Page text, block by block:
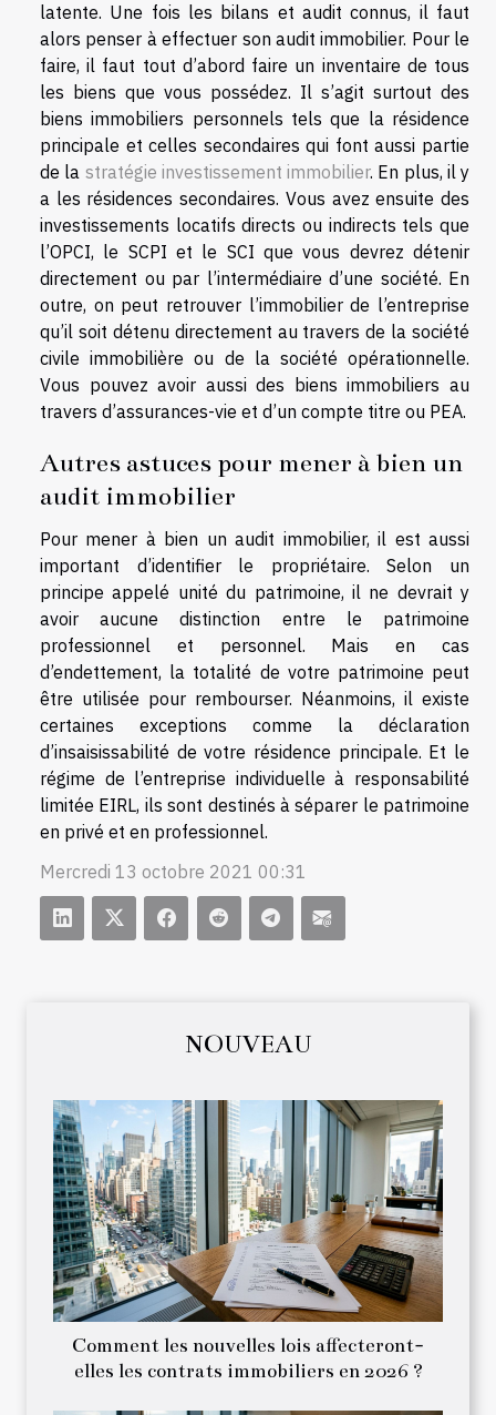
NOUVEAU
Comment les nouvelles lois affecteront-
elles les contrats immobiliers en 2026 ?
latente. Une fois les bilans et audit connus, il faut
alors penser à effectuer son audit immobilier. Pour le
faire, il faut tout d’abord faire un inventaire de tous
les biens que vous possédez. Il s’agit surtout des
biens immobiliers personnels tels que la résidence
principale et celles secondaires qui font aussi partie
de la stratégie investissement immobilier. En plus, il y
a les résidences secondaires. Vous avez ensuite des
investissements locatifs directs ou indirects tels que
l’OPCI, le SCPI et le SCI que vous devrez détenir
directement ou par l’intermédiaire d’une société. En
outre, on peut retrouver l’immobilier de l’entreprise
qu’il soit détenu directement au travers de la société
civile immobilière ou de la société opérationnelle.
Vous pouvez avoir aussi des biens immobiliers au
travers d’assurances-vie et d’un compte titre ou PEA.
Autres astuces pour mener à bien un
audit immobilier
Pour mener à bien un audit immobilier, il est aussi
important d’identifier le propriétaire. Selon un
principe appelé unité du patrimoine, il ne devrait y
avoir aucune distinction entre le patrimoine
professionnel et personnel. Mais en cas
d’endettement, la totalité de votre patrimoine peut
être utilisée pour rembourser. Néanmoins, il existe
certaines exceptions comme la déclaration
d’insaisissabilité de votre résidence principale. Et le
régime de l’entreprise individuelle à responsabilité
limitée EIRL, ils sont destinés à séparer le patrimoine
en privé et en professionnel.
Mercredi 13 octobre 2021 00:31